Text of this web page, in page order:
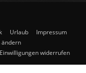
Urlaub
Impressum
ändern
Einwilligungen widerrufen